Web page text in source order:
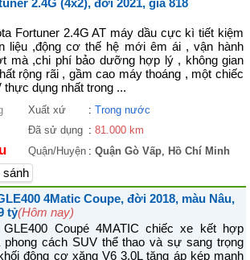
2.4G (4x2), đời 2021, giá 818
Fortuner 2.4G AT máy dầu cực kì tiết kiệm
liệu ,động cơ thế hệ mới êm ái , vận hành
mà ,chi phí bảo dưỡng hợp lý , không gian
rộng rãi , gầm cao máy thoáng , một chiếc
thực dụng nhất trong ...
Xuất xứ : Trong nước
Đã sử dụng : 81.000 km
Quận/Huyện : Quận Gò Vấp, Hồ Chí Minh
sánh
4Matic Coupe, đời 2018, màu Nâu,
tỷ(Hôm nay)
GLE400 Coupé 4MATIC chiếc xe kết hợp
phong cách SUV thể thao và sự sang trọng
động cơ xăng V6 3.0L tăng áp kép mạnh